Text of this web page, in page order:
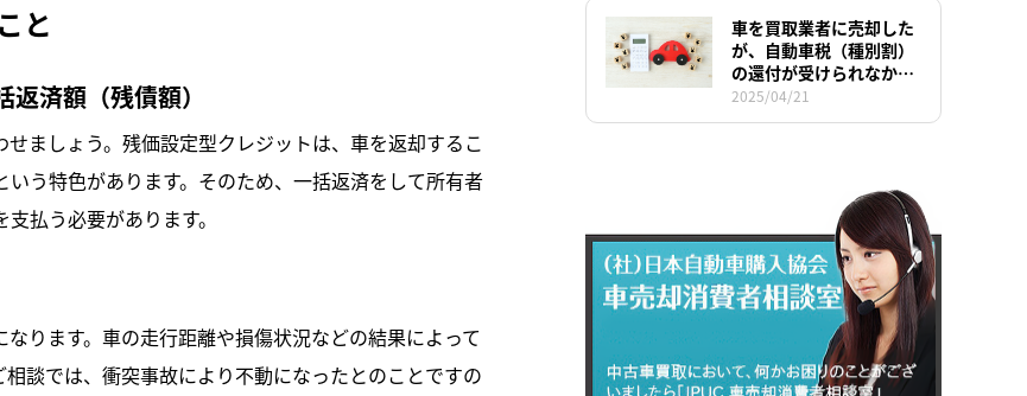
と
済額（残債額）
ましょう。残価設定型クレジットは、車を返却するこ
う特色があります。そのため、一括返済をして所有者
払う必要があります。
ります。車の走行距離や損傷状況などの結果によって
談では、衝突事故により不動になったとのことですの
車を買取業者に売却した
が、自動車税（種別割）
の還付が受けられなかっ
た。追加で支払ってもら
えないのか。
2025/04/21